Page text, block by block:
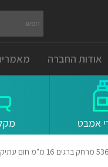
אודות החברה
אמבט